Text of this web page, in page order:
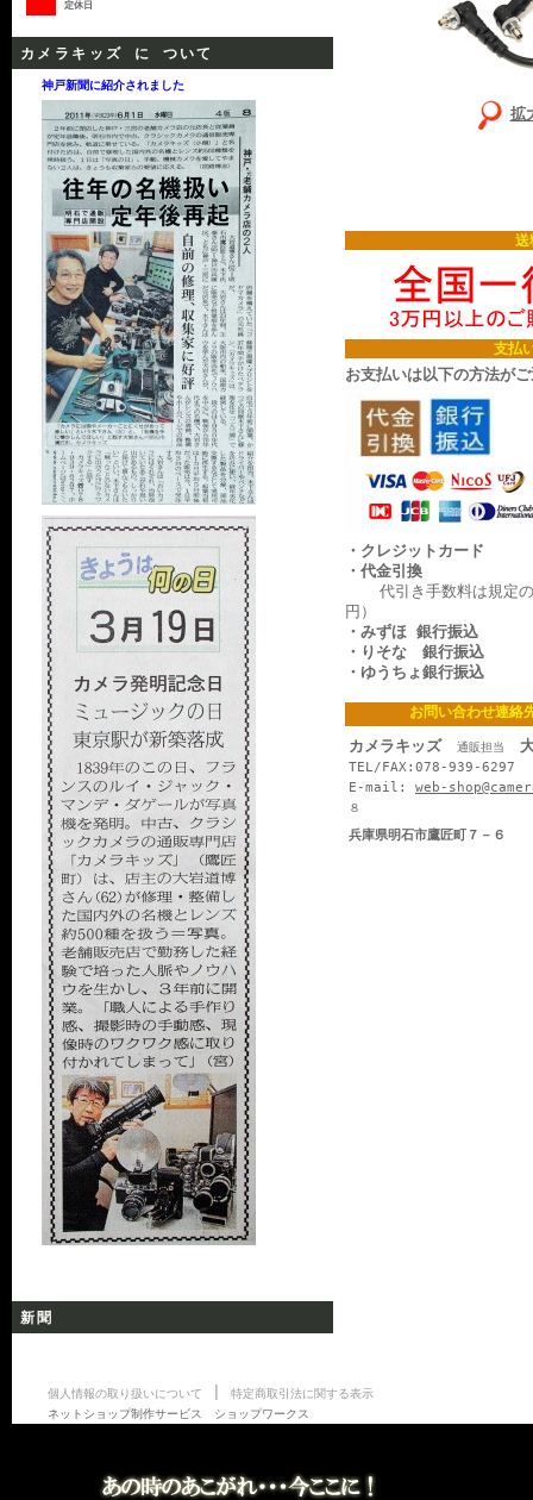
定休日
カメラキッズ に ついて
神戸新聞に紹介されました
新聞
拡
送
支払
お支払いは以下の方法が
・クレジットカード
・代金引換
代引き手数料は規定の
円）
・みずほ 銀行振込
・りそな 銀行振込
・ゆうちょ銀行振込
お問い合わせ連絡
カメラキッズ 通販担当
TEL/FAX:078-939-6297
E-mail: web-
８
兵庫県明石市鷹匠町７－６
個人情報の取り扱いについて
特定商取引法に関する表示
ネットショップ制作サービス ショップワークス